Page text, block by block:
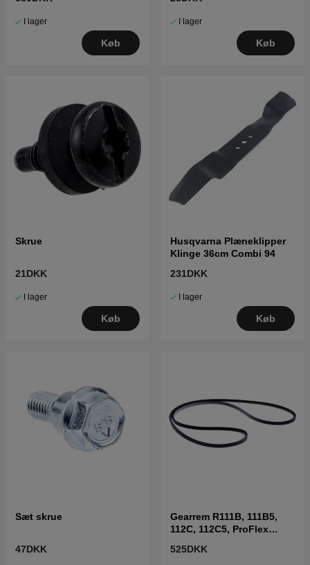
I lager
Køb
I lager
Køb
Skrue
21DKK
I lager
Køb
Husqvarna Plæneklipper
Klinge 36cm Combi 94
231DKK
I lager
Køb
Sæt skrue
47DKK
Gearrem R111B, 111B5,
112C, 112C5, ProFlex
525DKK